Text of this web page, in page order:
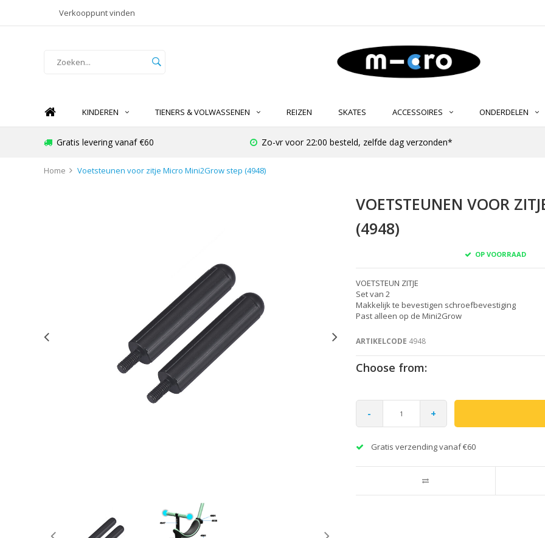
Verkooppunt vinden
KINDEREN TIENERS & VOLWASSENEN REIZEN SKATES ACCESSOIRES ONDERDELEN
Gratis levering vanaf €60 Zo-vr voor 22:00 besteld, zelfde dag verzonden*
Home Voetsteunen voor zitje Micro Mini2Grow step (4948)
VOETSTEUNEN VOOR
(4948)
OP VOORRAAD
VOETSTEUN ZITJE
Set van 2
Makkelijk te bevestigen schroefbevestiging
Past alleen op de Mini2Grow
ARTIKELCODE 4948
Choose from:
- +
Gratis verzending vanaf €60